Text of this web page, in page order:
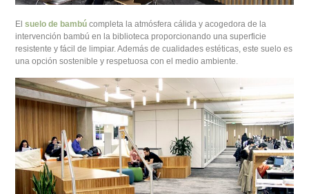
Elsuelo de bambú completa la atmósfera cálida y acogedora de la
intervención bambú en la biblioteca proporcionando una superficie
resistente y fácil de limpiar. Además de cualidades estéticas, este suelo es
una opción sostenible y respetuosa con el medio ambiente.